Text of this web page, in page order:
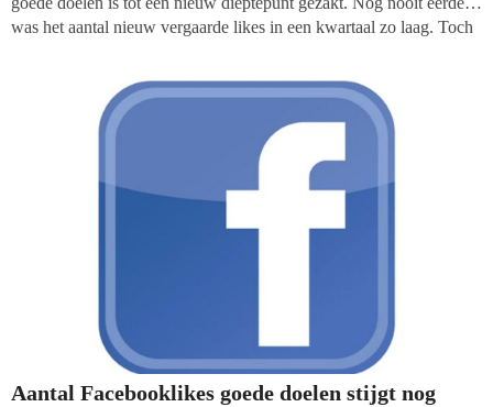
was het aantal nieuw vergaarde likes in een kwartaal zo laag. Toch
gestaag, vooral in de lagere regionen van de lijst.
Aantal Facebooklikes goede doelen stijgt nog